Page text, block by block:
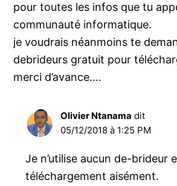
pour toutes les infos que tu
communauté informatique.
je voudrais néanmoins te
debrideurs gratuit pour
merci d’avance….
Olivier Ntanama dit
05/12/2018 à 1:25 PM
Je n’utilise aucun de-brideur
téléchargement aisément.